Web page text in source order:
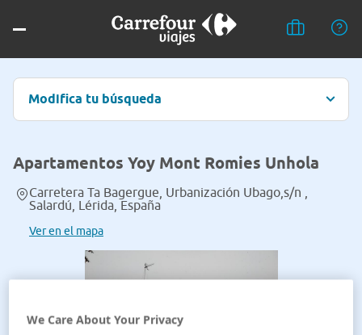
Modifica tu búsqueda
Apartamentos Yoy Mont Romies Unhola
Carretera Ta Bagergue, Urbanización Ubago,s/n ,
Salardú, Lérida, España
Ver en el mapa
We Care About Your Privacy